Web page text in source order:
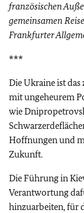
französischen
gemeinsamen
Frankfurter
***
Die Ukraine ist
mit ungeheurem
wie
Hoffnungen und
Zukunft.
Die Führung in
Verantwortung
hinzuarbeiten, für